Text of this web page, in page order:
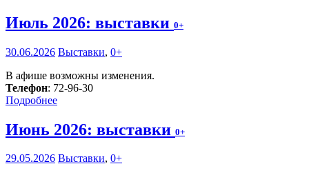
Июль 2026: выставки 0+
30.06.2026 Выставки, 0+
В афише возможны изменения.
Телефон: 72-96-30
Подробнее
Июнь 2026: выставки 0+
29.05.2026 Выставки, 0+